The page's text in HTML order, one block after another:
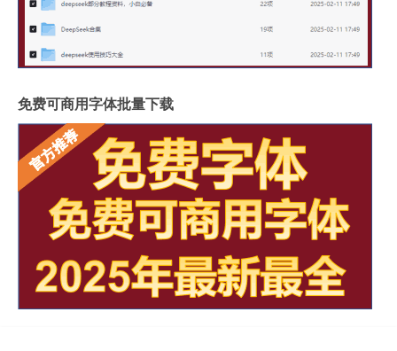
免费可商用字体批量下载